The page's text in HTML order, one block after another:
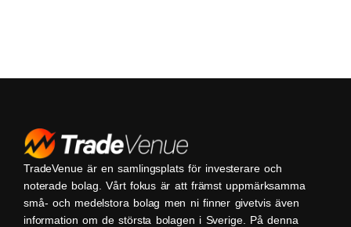
TradeVenue är en samlingsplats för investerare och
noterade bolag. Vårt fokus är att främst uppmärksamma
små- och medelstora bolag men ni finner givetvis även
information om de största bolagen i Sverige. På denna